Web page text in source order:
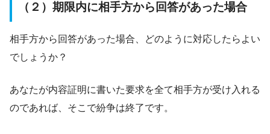
（２）期限内に相手方から回答があった場合
相手方から回答があった場合、どのように対応したらよい
でしょうか？
あなたが内容証明に書いた要求を全て相手方が受け入れる
のであれば、そこで紛争は終了です。